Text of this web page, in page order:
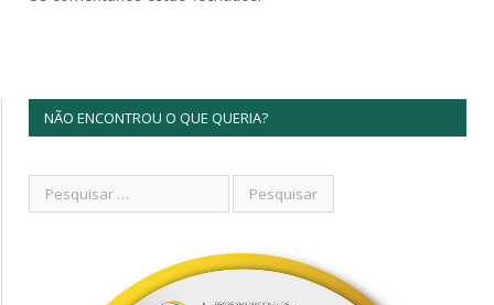
NÃO ENCONTROU O QUE QUERIA?